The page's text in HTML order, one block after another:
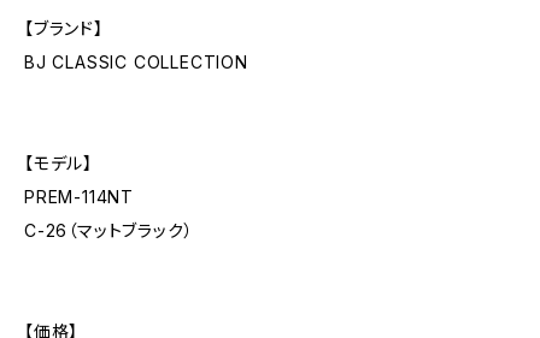
【ブランド】
BJ CLASSIC COLLECTION
【モデル】
PREM-114NT
C-26（マットブラック）
【価格】